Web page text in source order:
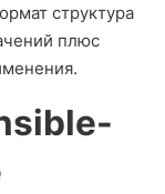
структура
плюс